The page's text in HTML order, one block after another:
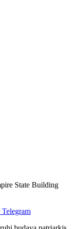
State Building
Telegram